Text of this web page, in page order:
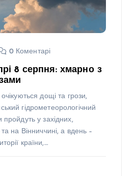
0 Коментарі
8 серпня: хмарно з
дощі та грози,
гідрометеорологічний
пройдуть у західних,
та на Вінниччині, а вдень –
країни,…